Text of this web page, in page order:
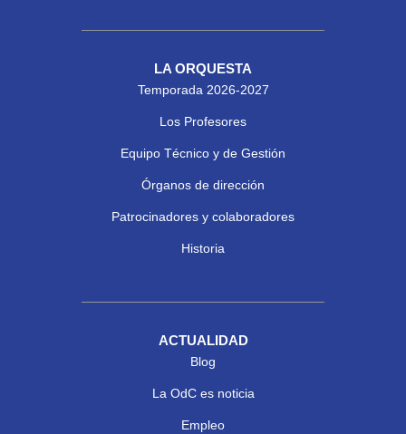
LA ORQUESTA
Temporada 2026-2027
Los Profesores
Equipo Técnico y de Gestión
Órganos de dirección
Patrocinadores y colaboradores
Historia
ACTUALIDAD
Blog
La OdC es noticia
Empleo